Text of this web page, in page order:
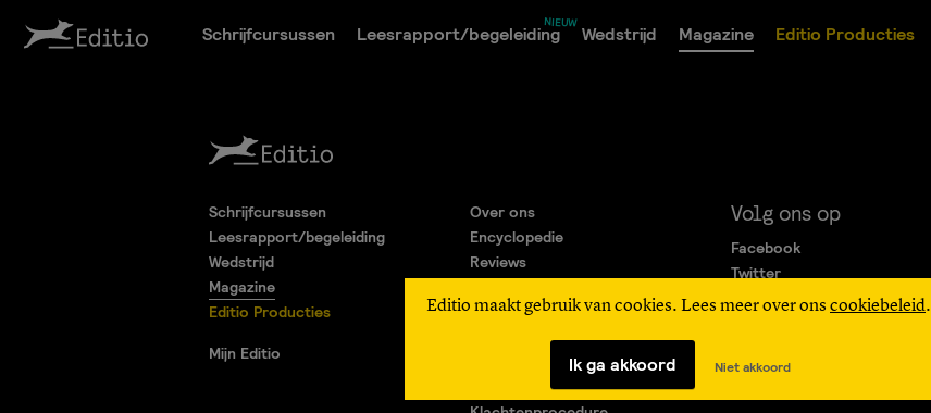
Schrijfcursussen Leesrapport/begeleiding Wedstrijd Magazine Editio Producties
Editio maakt gebruik van cookies. Lees meer over ons cookiebeleid.
Ik ga akkoord Niet akkoord
Schrijfcursussen
Leesrapport/begeleiding
Wedstrijd
Magazine
Editio Producties
Mijn Editio
Over ons
Encyclopedie
Reviews
Algemene Voorwaarden
Privacy Statement
Vragen & Contact
Volg ons op
Facebook
Twitter
Instagram